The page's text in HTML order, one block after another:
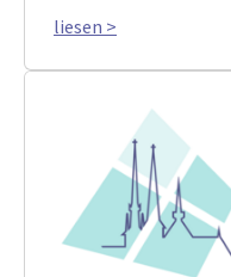
liesen >